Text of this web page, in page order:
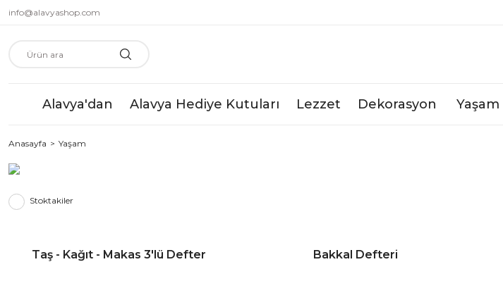
info@alavyashop.com
Alavya'dan Alavya Hediye Kutuları Lezzet Dekorasyon Yaşam
Anasayfa Yaşam
Stoktakiler
Taş - Kağıt - Makas 3'lü Defter Bakkal Defteri